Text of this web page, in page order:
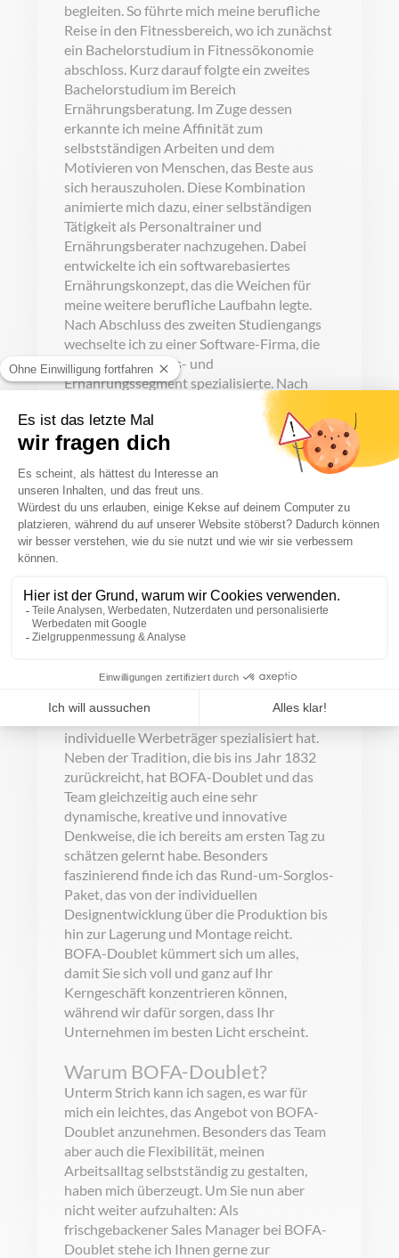
begleiten. So führte mich meine berufliche
Reise in den Fitnessbereich, wo ich zunächst
ein Bachelorstudium in Fitnessökonomie
abschloss. Kurz darauf folgte ein zweites
Bachelorstudium im Bereich
Ernährungsberatung. Im Zuge dessen
erkannte ich meine Affinität zum
selbstständigen Arbeiten und dem
Motivieren von Menschen, das Beste aus
sich herauszuholen. Diese Kombination
animierte mich dazu, einer selbständigen
Tätigkeit als Personaltrainer und
Ernährungsberater nachzugehen. Dabei
entwickelte ich ein softwarebasiertes
Ernährungskonzept, das die Weichen für
meine weitere berufliche Laufbahn legte.
Nach Abschluss des zweiten Studiengangs
wechselte ich zu einer Software-Firma, die
sich auf das Fitness- und
Ernährungssegment spezialisierte. Nach
kurzer Zeit übernahm ich die Position des
stellvertretenden Geschäftsführers. Als
stellvertretender Geschäftsführer war ich
strategischen Planung, Entwicklung und
Koordination von Softwareprojekten
beteiligt, habe Kunden akquiriert und
betreut, sowie digitale und Printmedien
Markenbekanntheit zu erreichen.
Wie es weiter geht
Doublet Teams zu sein – einem
das sich auf hochwertige Fahnen und
individuelle Werbeträger spezialisiert hat.
Neben der Tradition, die bis ins Jahr 1832
zurückreicht, hat BOFA-Doublet und das
Team gleichzeitig auch eine sehr
dynamische, kreative und innovative
Denkweise, die ich bereits am ersten Tag zu
schätzen gelernt habe. Besonders
faszinierend finde ich das Rund-um-Sorglos-
Paket, das von der individuellen
Designentwicklung über die Produktion bis
hin zur Lagerung und Montage reicht.
BOFA-Doublet kümmert sich um alles,
damit Sie sich voll und ganz auf Ihr
Kerngeschäft konzentrieren können,
während wir dafür sorgen, dass Ihr
Unternehmen im besten Licht erscheint.
Warum BOFA-Doublet?
Unterm Strich kann ich sagen, es war für
mich ein leichtes, das Angebot von BOFA-
Doublet anzunehmen. Besonders das Team
aber auch die Flexibilität, meinen
Arbeitsalltag selbstständig zu gestalten,
haben mich überzeugt. Um Sie nun aber
nicht weiter aufzuhalten: Als
frischgebackener Sales Manager bei BOFA-
Doublet stehe ich Ihnen gerne zur